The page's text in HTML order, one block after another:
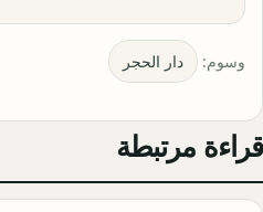
وسوم: دار الحجر
قراءة مرتبطة